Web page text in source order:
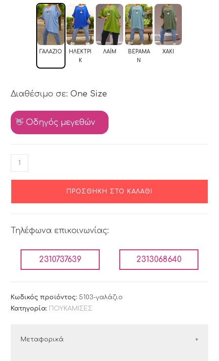
ΓΑΛΆΖΙΟ
ΗΛΕΚΤΡΊ
Κ
ΛΆΙΜ
ΒΕΡΑΜΆ
Ν
ΧΑΚΊ
Διαθέσιμο σε:One Size
👋 Οδηγός μεγεθών
ΠΡΟΣΘΉΚΗ ΣΤΟ ΚΑΛΆΘΙ
Τηλέφωνα επικοινωνίας:
2310737639 2313068640
Κωδικός προϊόντος: 5103-γαλάζιο
Κατηγορία:
ΠΟΥΚΑΜΙΣΕΣ
Μεταφορικά